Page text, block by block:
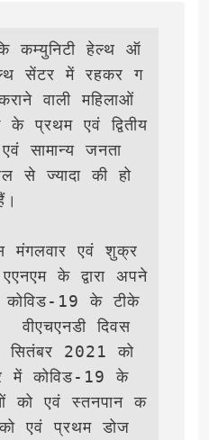
सेंटर में रहकर ग
वाली महिलाओं
प्रथम एवं द्वितीय
सामान्य जनता
से ज्यादा की हो
के द्वारा अपने
कोविड-19 के टीके
दिवस
2021 को
में कोविड-19 के
को एवं स्तनपान क
को एवं प्रथम डोज